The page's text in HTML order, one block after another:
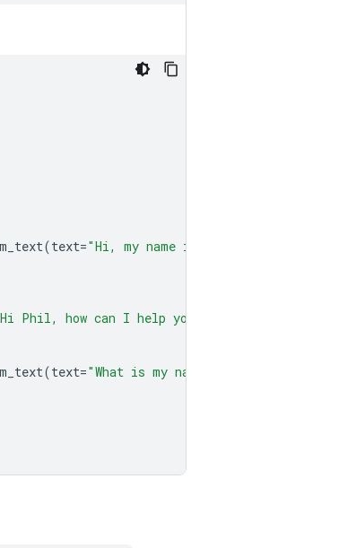
(text="Hi, my name is Phil."
Phil, how can I help you?"
(text="What is my name?"